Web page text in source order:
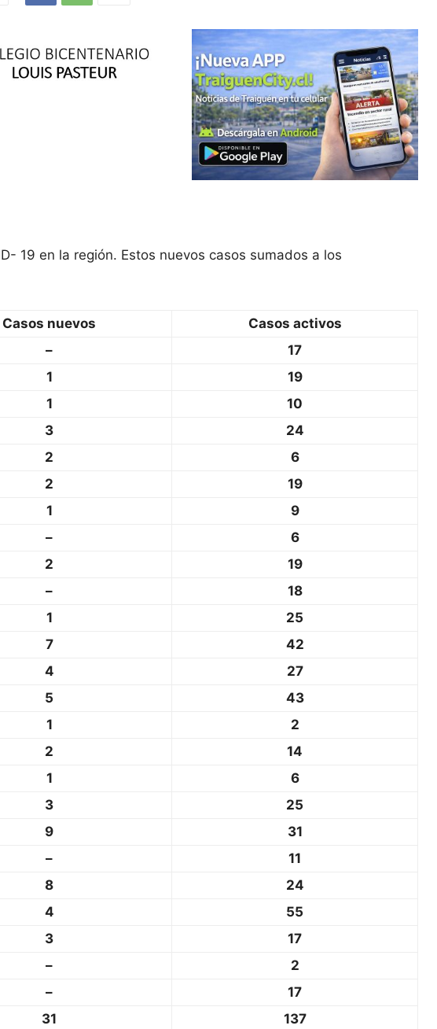
19 en la región. Estos nuevos casos sumados a los
Casos nuevos
Casos activos
–
17
1
19
1
10
3
24
2
6
2
19
1
9
–
6
2
19
–
18
1
25
7
42
4
27
5
43
1
2
2
14
1
6
3
25
9
31
–
11
8
24
4
55
3
17
–
2
–
17
31
137